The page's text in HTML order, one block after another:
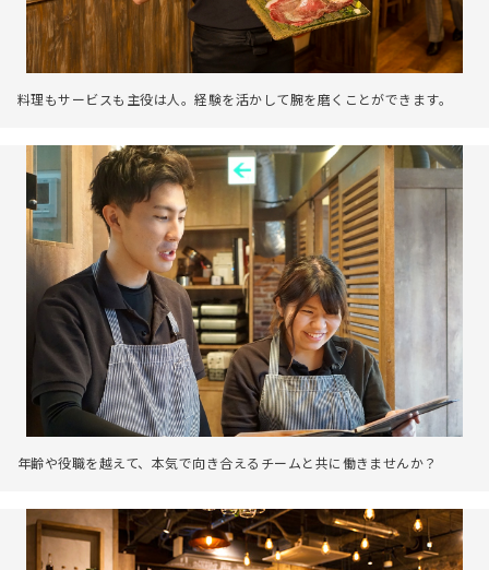
料理もサービスも主役は人。経験を活かして腕を磨くことができます。
年齢や役職を越えて、本気で向き合えるチームと共に働きませんか？